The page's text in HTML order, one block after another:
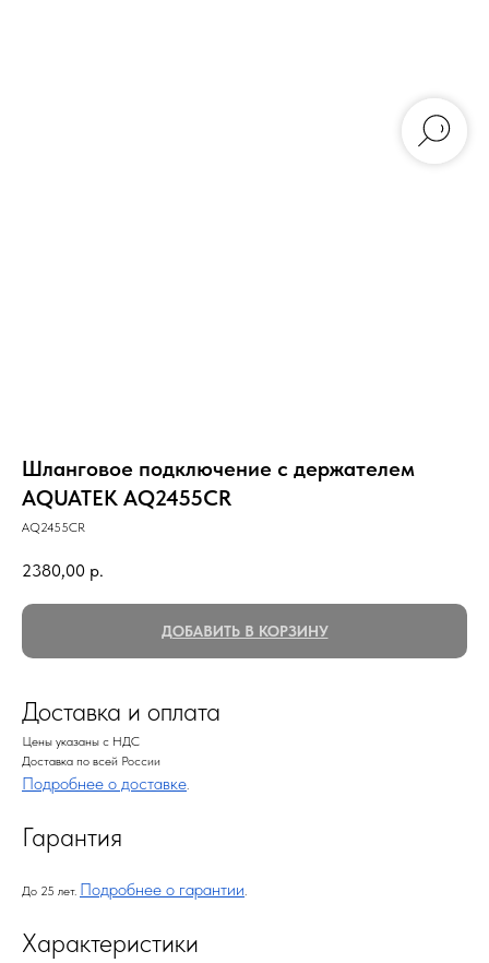
Шланговое подключение с держателем
AQUATEK AQ2455CR
AQ2455CR
2380,00 р.
ДОБАВИТЬ В КОРЗИНУ
Доставка и оплата
Цены указаны с НДС
Доставка по всей России
Подробнее о доставке.
Гарантия
До 25 лет. Подробнее о гарантии.
Характеристики